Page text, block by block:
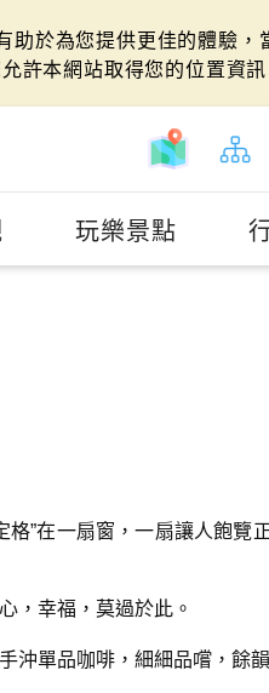
於為您提供更佳的體驗
許本網站取得您的位置資
玩樂景點
”在一扇窗，一扇讓人飽覽
，幸福，莫過於此。
沖單品咖啡，細細品嚐，餘